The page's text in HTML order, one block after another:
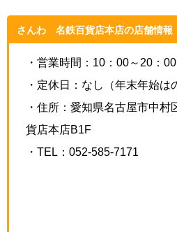
さんわ 名鉄百貨店本店の店舗情報
・営業時間：10：00～20：00
・定休日： なし（年末年始は
・住所：愛知県名古屋市中
貨店本店B1F
・TEL： 052-585-7171